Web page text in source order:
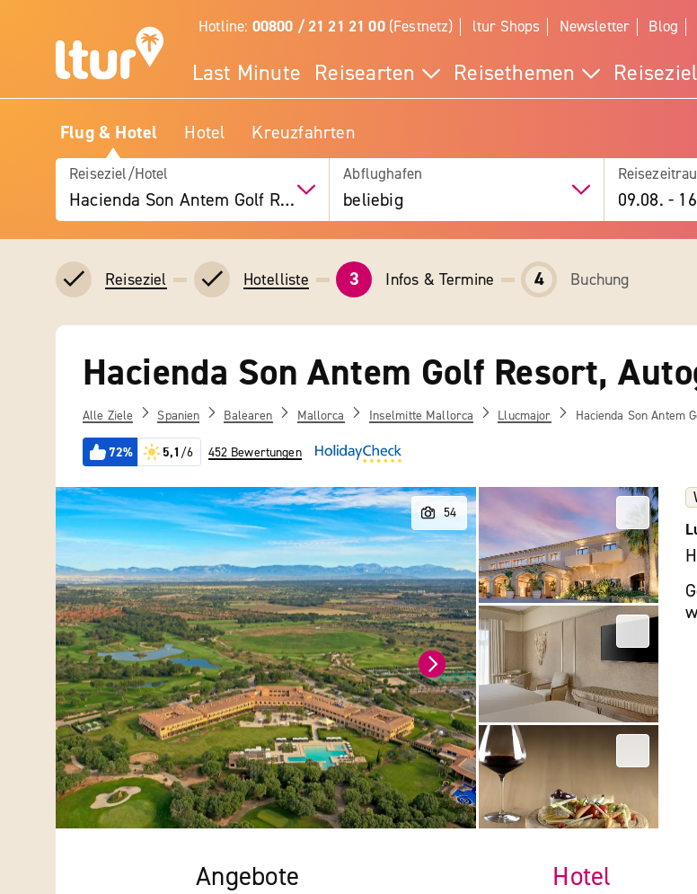
Hotline: 00800 / 21 21 21 00(Festnetz) ltur Shops Newsletter Blog
Last Minute Reisearten Reisethemen
Flug & Hotel Hotel Kreuzfahrten
Reiseziel/Hotel
Hacienda Son Antem Golf Resort, Autograph Collection
Abflughafen
beliebig 09.08. -
Reiseziel Hotelliste 3 Infos & Termine 4 Buchung
Hacienda Son Antem Golf Resort,
Alle Ziele Spanien Balearen Mallorca Inselmitte Mallorca Llucmajor Hacienda Son Antem
72% 5,1 /6 452 Bewertungen
Angebote Hotel